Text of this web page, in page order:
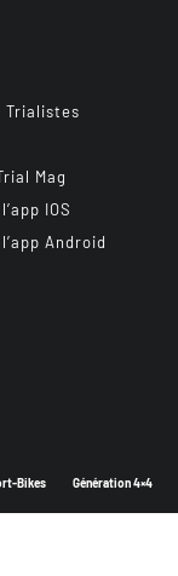
Trialistes
Mag
IOS
Android
Bikes Génération 4×4